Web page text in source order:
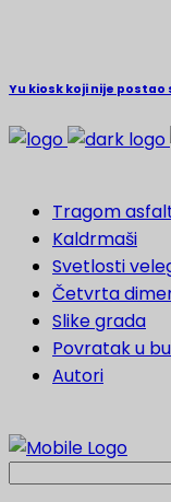
Yu kiosk koji nije
Tragom
Kaldrmaši
Svetlosti
Četvrta
Slike grada
Povratak u
Autori